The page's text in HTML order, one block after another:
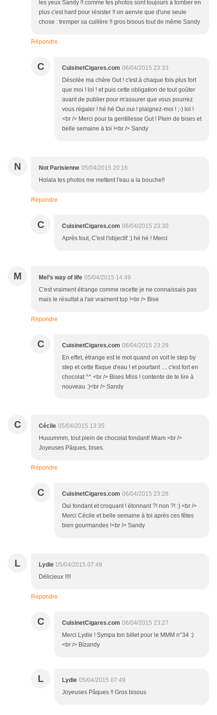
les yeux Sandy !! comme tes photos sont toujours à tomber en
plus c'est hard pour résister !! on aenvie que d'une seule
chose : tremper sa cuillère !! gros bisous tout de même Sandy
Répondre
C CuisinetCigares.com 06/04/2015 23:33
Désolée ma chère Gut ! c'est à chaque fois plus fort
que moi ! lol ! et puis cette obligation de tout goûter
avant de publier pour m'assurer que vous pourrez
vous régaler ! hé hé Oui oui ! plaignez-moi ! ;-) lol !
<br /> Merci pour ta gentillesse Gut ! Plein de bises et
belle semaine à toi !<br /> Sandy
N Not Parisienne 05/04/2015 20:16
Holala tes photos me mettent l'eau a la bouche!!
Répondre
C CuisinetCigares.com 06/04/2015 23:30
Après tout, C'est l'objectif :) hé hé ! Merci
M Mel's way of life 05/04/2015 14:49
C'est vraiment étrange comme recette je ne connaissais pas
mais le résultat a l'air vraiment top !<br /> Bise
Répondre
C CuisinetCigares.com 06/04/2015 23:29
En effet, étrange est le mot quand on voit le step by
step et cette flaque d'eau ! et pourtant .... c'est fort en
chocolat ^^ <br /> Bises Miss ! contente de te lire à
nouveau :)<br /> Sandy
C Cécile 05/04/2015 13:35
Huuummm, tout plein de chocolat fondant! Miam.<br />
Joyeuses Pâques, bises.
Répondre
C CuisinetCigares.com 06/04/2015 23:28
Oui fondant et croquant ! étonnant ?! non ?! :) <br />
Merci Cécile et belle semaine à toi après ces fêtes
bien gourmandes !<br /> Sandy
L Lydie 05/04/2015 07:49
Délicieux !!!!
Répondre
C CuisinetCigares.com 06/04/2015 23:27
Merci Lydie ! Sympa ton billet pour le MMM n°34 :)
<br /> Bizandy
L Lydie 05/04/2015 07:49
Joyeuses Pâques !! Gros bisous